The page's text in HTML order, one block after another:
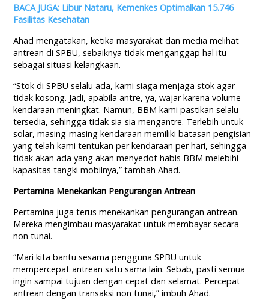
BACA JUGA: Libur Nataru, Kemenkes Optimalkan 15.746
Fasilitas Kesehatan
Ahad mengatakan, ketika masyarakat dan media melihat
antrean di SPBU, sebaiknya tidak menganggap hal itu
sebagai situasi kelangkaan.
“Stok di SPBU selalu ada, kami siaga menjaga stok agar
tidak kosong. Jadi, apabila antre, ya, wajar karena volume
kendaraan meningkat. Namun, BBM kami pastikan selalu
tersedia, sehingga tidak sia-sia mengantre. Terlebih untuk
solar, masing-masing kendaraan memiliki batasan pengisian
yang telah kami tentukan per kendaraan per hari, sehingga
tidak akan ada yang akan menyedot habis BBM melebihi
kapasitas tangki mobilnya,” tambah Ahad.
Pertamina Menekankan Pengurangan Antrean
Pertamina juga terus menekankan pengurangan antrean.
Mereka mengimbau masyarakat untuk membayar secara
non tunai.
“Mari kita bantu sesama pengguna SPBU untuk
mempercepat antrean satu sama lain. Sebab, pasti semua
ingin sampai tujuan dengan cepat dan selamat. Percepat
antrean dengan transaksi non tunai,” imbuh Ahad.